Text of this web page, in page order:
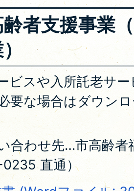
者支援事業
ビスや入所託老サ
要な場合はダウン
合わせ先…市高齢者
0235 直通）